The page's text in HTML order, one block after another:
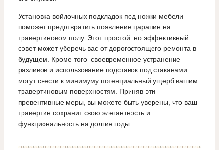
Установка войлочных подкладок под ножки мебели
поможет предотвратить появление царапин на
травертиновом полу. Этот простой, но эффективный
совет может уберечь вас от дорогостоящего ремонта в
будущем. Кроме того, своевременное устранение
разливов и использование подставок под стаканами
могут свести к минимуму потенциальный ущерб вашим
травертиновым поверхностям. Приняв эти
превентивные меры, вы можете быть уверены, что ваш
травертин сохранит свою элегантность и
функциональность на долгие годы.